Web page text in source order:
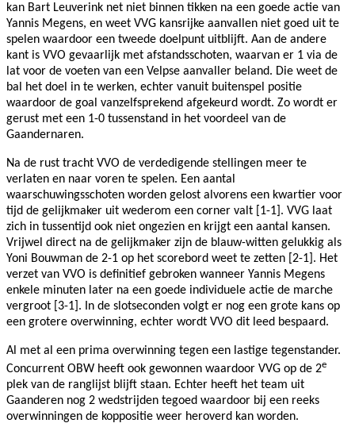
kan Bart Leuverink net niet binnen tikken na een goede actie van
Yannis Megens, en weet VVG kansrijke aanvallen niet goed uit te
spelen waardoor een tweede doelpunt uitblijft. Aan de andere
kant is VVO gevaarlijk met afstandsschoten, waarvan er 1 via de
lat voor de voeten van een Velpse aanvaller beland. Die weet de
bal het doel in te werken, echter vanuit buitenspel positie
waardoor de goal vanzelfsprekend afgekeurd wordt. Zo wordt er
gerust met een 1-0 tussenstand in het voordeel van de
Gaandernaren.
Na de rust tracht VVO de verdedigende stellingen meer te
verlaten en naar voren te spelen. Een aantal
waarschuwingsschoten worden gelost alvorens een kwartier voor
tijd de gelijkmaker uit wederom een corner valt [1-1]. VVG laat
zich in tussentijd ook niet ongezien en krijgt een aantal kansen.
Vrijwel direct na de gelijkmaker zijn de blauw-witten gelukkig als
Yoni Bouwman de 2-1 op het scorebord weet te zetten [2-1]. Het
verzet van VVO is definitief gebroken wanneer Yannis Megens
enkele minuten later na een goede individuele actie de marche
vergroot [3-1]. In de slotseconden volgt er nog een grote kans op
een grotere overwinning, echter wordt VVO dit leed bespaard.
Al met al een prima overwinning tegen een lastige tegenstander.
Concurrent OBW heeft ook gewonnen waardoor VVG op de 2e
plek van de ranglijst blijft staan. Echter heeft het team uit
Gaanderen nog 2 wedstrijden tegoed waardoor bij een reeks
overwinningen de koppositie weer heroverd kan worden.